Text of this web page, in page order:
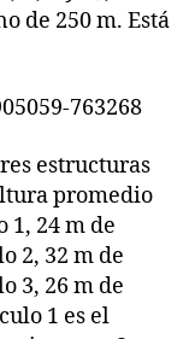
de 250 m. Está
763268
estructuras
promedio
1, 24 m de
2, 32 m de
3, 26 m de
1 es el